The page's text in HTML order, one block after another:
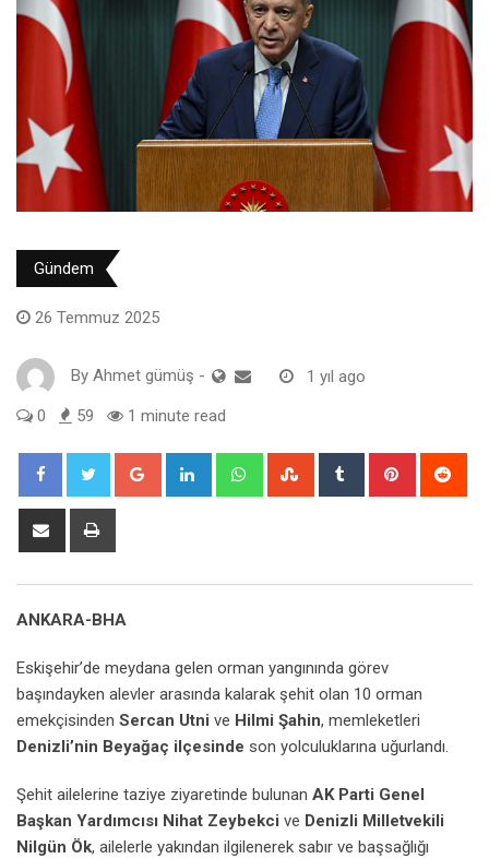
Gündem
26 Temmuz 2025
By Ahmet gümüş - 1 yıl ago
0 59 1 minute read
Google+ LinkedIn WhatsappStumbleUpon
Tumblr Pinterest
Share
ANKARA-BHA
Eskişehir’de meydana gelen orman yangınında görev
başındayken alevler arasında kalarak şehit olan 10 orman
emekçisinden Sercan Utni ve Hilmi Şahin, memleketleri
Denizli’nin Beyağaç ilçesinde son yolculuklarına uğurlandı.
Şehit ailelerine taziye ziyaretinde bulunan AK Parti Genel
Başkan Yardımcısı Nihat Zeybekci ve Denizli Milletvekili
Nilgün Ök, ailelerle yakından ilgilenerek sabır ve başsağlığı